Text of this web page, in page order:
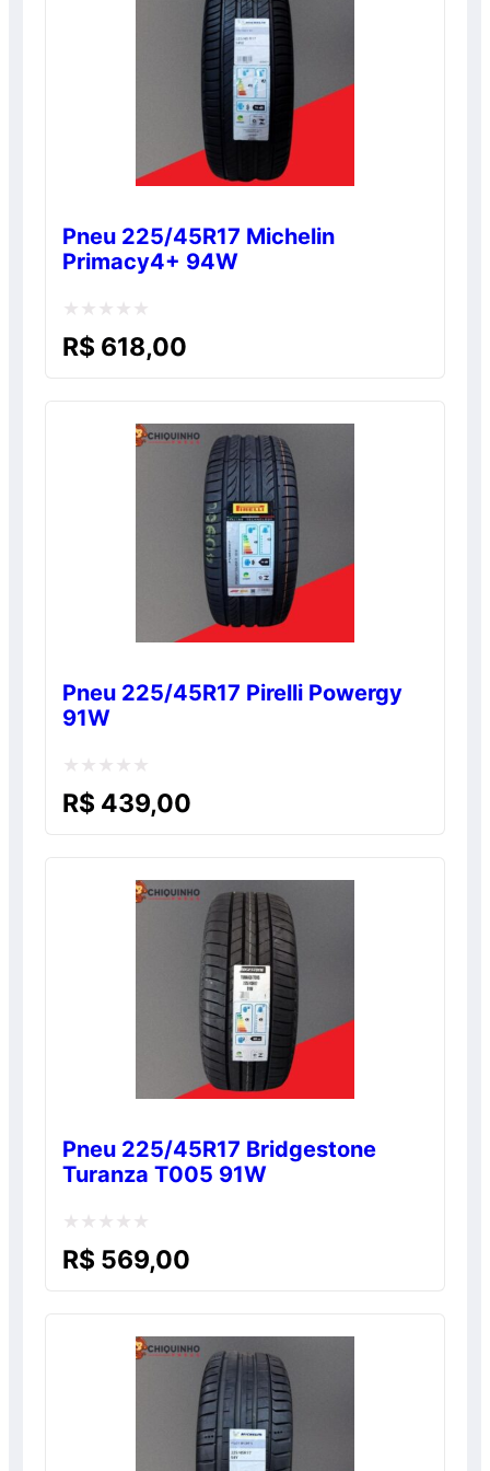
Pneu 225/45R17 Michelin
Primacy4+ 94W
Avaliação
R$ 618,00
Pneu 225/45R17 Pirelli Powergy
91W
Avaliação
R$ 439,00
Pneu 225/45R17 Bridgestone
Turanza T005 91W
Avaliação
R$ 569,00